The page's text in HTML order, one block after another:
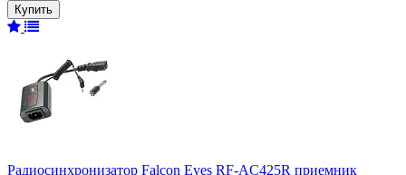
Радиосинхронизатор Falcon Eyes RF-AC425R приемник